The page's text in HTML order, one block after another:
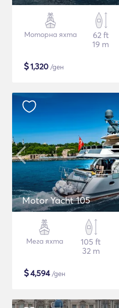
Моторна яхта
62 ft
19 m
$1,320 /ден
Motor Yacht 105
Мега яхта
105 ft
32 m
$4,594/ден